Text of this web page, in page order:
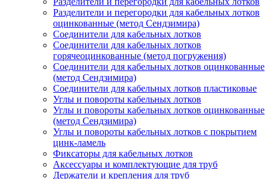
Разделители и перегородки для кабельных лотков
оцинкованные (метод Сендзимира)
Соединители для кабельных лотков
Соединители для кабельных лотков
горячеоцинкованные (метод погружения)
Соединители для кабельных лотков оцинкованные
(метод Сендзимира)
Соединители для кабельных лотков пластиковые
Углы и повороты кабельных лотков
Углы и повороты кабельных лотков оцинкованные
(метод Сендзимира)
Углы и повороты кабельных лотков с покрытием
цинк-ламель
Фиксаторы для кабельных лотков
Аксессуары и комплектующие для труб
Держатели и крепления для труб